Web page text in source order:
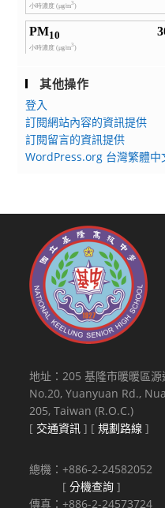
其他操作
登入
訂閱網站內容的資訊提供
訂閱留言的資訊提供
WordPress.org 台灣繁體中
地址：205 基隆市暖暖區
No.20, Yuanyuan Rd.,
205, Taiwan (R.O.C.)
[ 交通資訊 ] [規劃路線 ]
總機：+886-2-24582052
[分機查詢 ]
傳真：+886-2-24573724